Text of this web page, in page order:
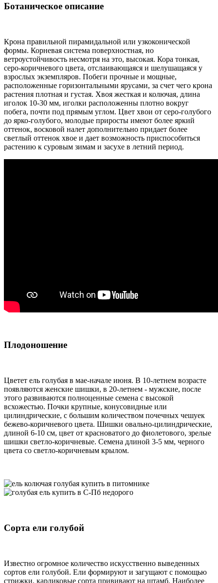
Ботаническое описание
Крона правильной пирамидальной или узкоконической
формы. Корневая система поверхностная, но
ветроустойчивость несмотря на это, высокая. Кора тонкая,
серо-коричневого цвета, отслаивающаяся и шелушащаяся у
взрослых экземпляров. Побеги прочные и мощные,
расположенные горизонтальными ярусами, за счет чего крона
растения плотная и густая. Хвоя жесткая и колючая, длина
иголок 10-30 мм, иголки расположенны плотно вокруг
побега, почти под прямым углом. Цвет хвои от серо-голубого
до ярко-голубого, молодые приросты имеют более яркий
оттенок, восковой налет дополнительно придает более
светлый оттенок хвое и дает возможность приспособиться
растению к суровым зимам и засухе в летний период.
Плодоношение
Цветет ель голубая в мае-начале июня. В 10-летнем возрасте
появляются женские шишки, в 20-летнем - мужские, после
этого развиваются полноценные семена с высокой
всхожестью. Почки крупные, конусовидные или
цилиндрические, с большим количеством почечных чешуек
бежево-коричневого цвета. Шишки овально-цилиндрические,
длиной 6-10 см, цвет от красноватого до фиолетового, зрелые
шишки светло-коричневые. Семена длиной 3-5 мм, черного
цвета со светло-коричневым крылом.
Сорта ели голубой
Известно огромное количество искусственно выведенных
сортов ели голубой. Ели формируют и загущают с помощью
стрижки, карликовые сорта прививают на штамб. Наиболее